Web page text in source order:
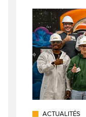
ACTUALITÉS